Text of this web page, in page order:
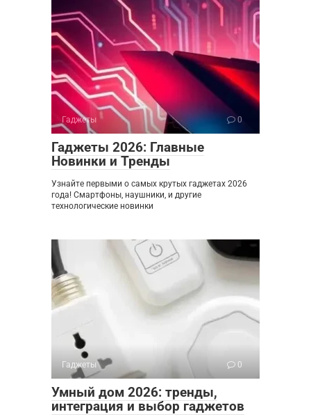
Гаджеты 0
Гаджеты 2026: Главные
Новинки и Тренды
Узнайте первыми о самых крутых гаджетах 2026
года! Смартфоны, наушники, и другие
технологические новинки
Гаджеты 0
Умный дом 2026: тренды,
интеграция и выбор гаджетов